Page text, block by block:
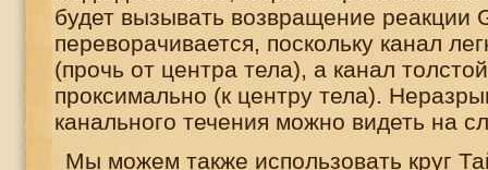
будет вызывать возвращение реакции
переворачивается, поскольку канал
(прочь от центра тела), а канал
проксимально (к центру тела).
канального течения можно видеть на
Мы можем также использовать круг